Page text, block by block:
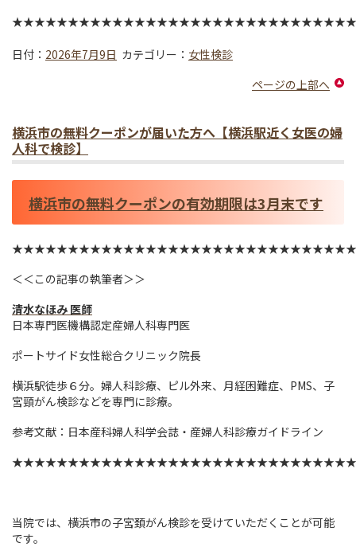
日付： 2026年7月9日 カテゴリー： 女性検診
ページの上部へ
横浜市の無料クーポンが届いた方へ【横浜駅近く女医の婦
人科で検診】
横浜市の無料クーポンの有効期限は3月末です
＜＜この記事の執筆者＞＞
清水なほみ 医師
日本専門医機構認定産婦人科専門医
ポートサイド女性総合クリニック院長
横浜駅徒歩６分。婦人科診療、ピル外来、月経困難症、PMS、子
宮頸がん検診などを専門に診療。
参考文献：日本産科婦人科学会誌・産婦人科診療ガイドライン
当院では、横浜市の子宮頚がん検診を受けていただくことが可能
です。